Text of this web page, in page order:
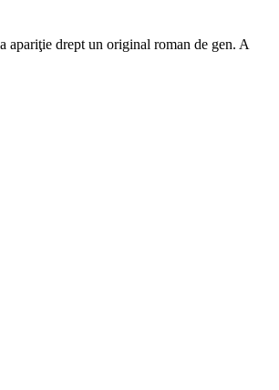
apariţie drept un original roman de gen. A